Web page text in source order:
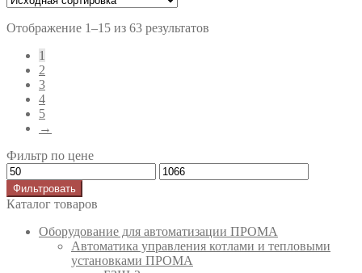
Отображение 1–15 из 63 результатов
1
2
3
4
5
→
Фильтр по цене
Фильтровать
Каталог товаров
Оборудование для автоматизации ПРОМА
Автоматика управления котлами и тепловыми
установками ПРОМА